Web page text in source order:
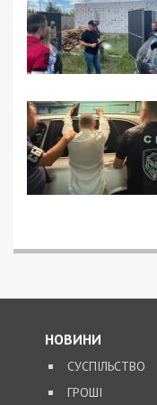
НОВИНИ
СУСПІЛЬСТВО
ГРОШІ